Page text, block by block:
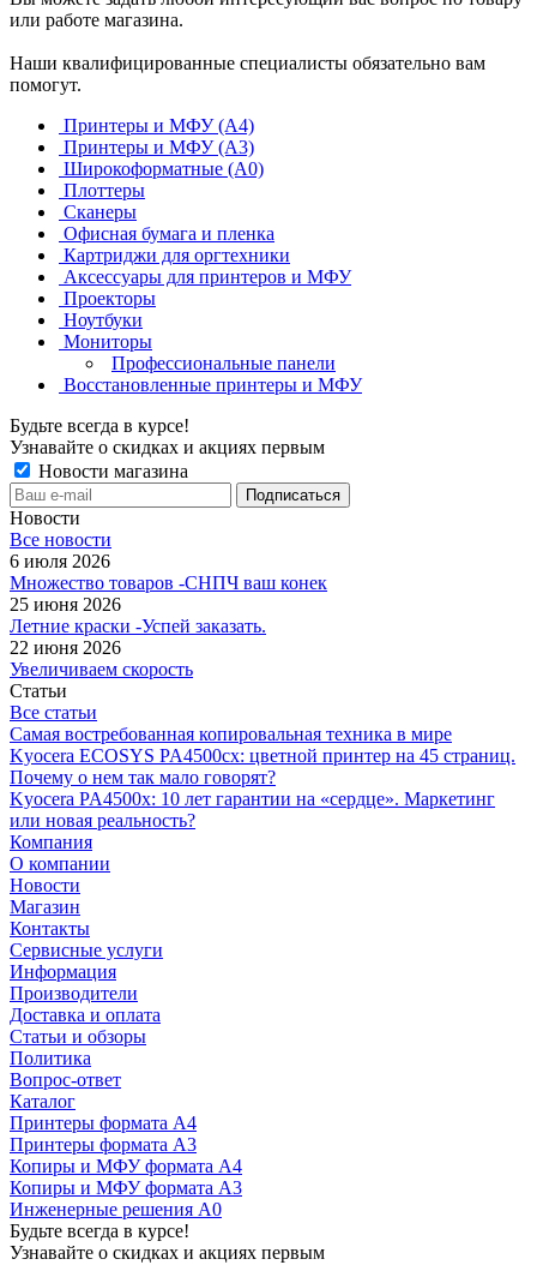
или работе магазина.
Наши квалифицированные специалисты обязательно вам
помогут.
Принтеры и МФУ (А4)
Принтеры и МФУ (А3)
Широкоформатные (А0)
Плоттеры
Сканеры
Офисная бумага и пленка
Картриджи для оргтехники
Аксессуары для принтеров и МФУ
Проекторы
Ноутбуки
Мониторы
Профессиональные панели
Восстановленные принтеры и МФУ
Будьте всегда в курсе!
Узнавайте о скидках и акциях первым
Новости магазина
Новости
Все новости
6 июля 2026
Множество товаров -СНПЧ ваш конек
25 июня 2026
Летние краски -Успей заказать.
22 июня 2026
Увеличиваем скорость
Статьи
Все статьи
Самая востребованная копировальная техника в мире
Kyocera ECOSYS PA4500cx: цветной принтер на 45 страниц.
Почему о нем так мало говорят?
Kyocera PA4500x: 10 лет гарантии на «сердце». Маркетинг
или новая реальность?
Компания
О компании
Новости
Магазин
Контакты
Сервисные услуги
Информация
Производители
Доставка и оплата
Статьи и обзоры
Политика
Вопрос-ответ
Каталог
Принтеры формата А4
Принтеры формата А3
Копиры и МФУ формата А4
Копиры и МФУ формата А3
Инженерные решения А0
Будьте всегда в курсе!
Узнавайте о скидках и акциях первым